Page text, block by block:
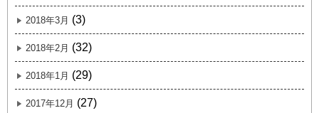
2018年3月 (3)
2018年2月 (32)
2018年1月 (29)
2017年12月 (27)